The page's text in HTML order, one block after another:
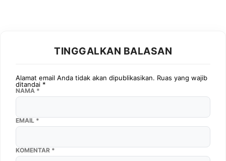
TINGGALKAN BALASAN
Alamat email Anda tidak akan dipublikasikan. Ruas yang wajib
ditandai *
KOMENTAR *
NAMA *
EMAIL *